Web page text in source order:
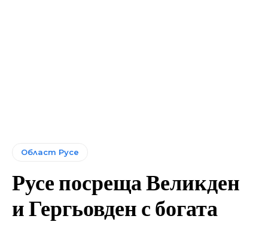
Област Русе
Русе посреща Великден
и Гергьовден с богата